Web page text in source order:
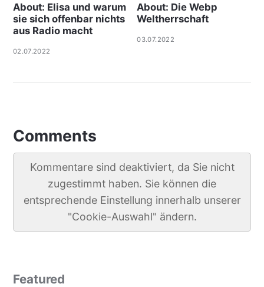
About: Elisa und warum
sie sich offenbar nichts
aus Radio macht
02.07.2022
About: Die Webp
Weltherrschaft
03.07.2022
Comments
Kommentare sind deaktiviert, da Sie nicht
zugestimmt haben. Sie können die
entsprechende Einstellung innerhalb unserer
"Cookie-Auswahl" ändern.
Featured